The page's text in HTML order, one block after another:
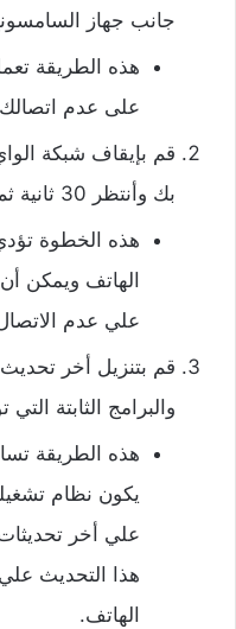
جانب جهاز
هذه الطريقة
على عدم
قم بإيقاف شبكة
بك وأنتظر 30 ثانية ثم قم بتشغيلها مرة أخرى.
هذه الخطوة
الهاتف ويمكن
علي عدم
قم بتنزيل أخر
والبرامج الثابتة
هذه الطريقة
يكون نظام
علي أخر
هذا التحديث
الهاتف.